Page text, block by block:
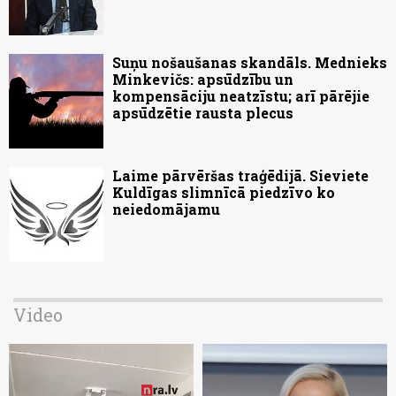
Suņu nošaušanas skandāls. Mednieks
Minkevičs: apsūdzību un
kompensāciju neatzīstu; arī pārējie
apsūdzētie rausta plecus
Laime pārvēršas traģēdijā. Sieviete
Kuldīgas slimnīcā piedzīvo ko
neiedomājamu
Video